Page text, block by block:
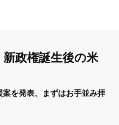
政権誕生後の米
を発表、まずはお手並み拝